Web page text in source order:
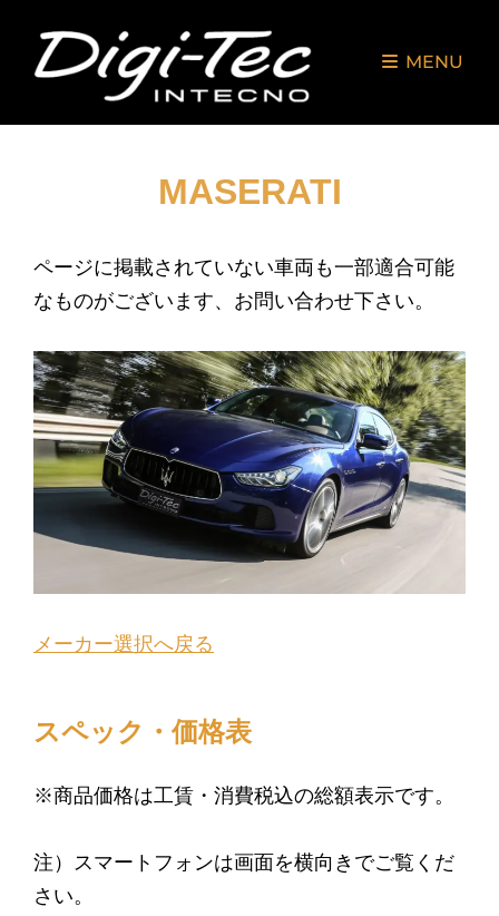
MENU
MASERATI
ページに掲載されていない車両も一部適合可能
なものがございます、お問い合わせ下さい。
メーカー選択へ戻る
スペック・価格表
※商品価格は工賃・消費税込の総額表示です。
注）スマートフォンは画面を横向きでご覧くだ
さい。